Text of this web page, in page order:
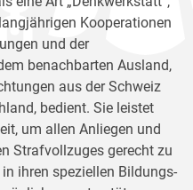
Kooperationen
und der
benachbarten Ausland,
aus der Schweiz
bedient. Sie leistet
um allen Anliegen und
Strafvollzuges gerecht zu
ihren speziellen Bildungs-